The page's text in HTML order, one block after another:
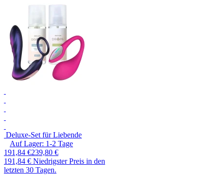
Deluxe-Set für Liebende
Auf Lager: 1-2 Tage
191,84 €239,80 €
191,84 € Niedrigster Preis in den
letzten 30 Tagen.